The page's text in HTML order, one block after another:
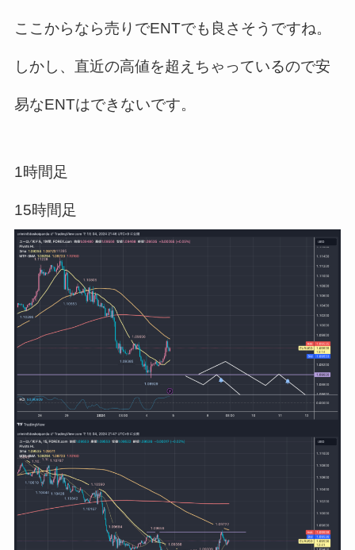
ここからなら売りでENTでも良さそうですね。
しかし、直近の高値を超えちゃっているので安
易なENTはできないです。
1時間足
15時間足